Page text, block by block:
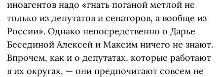
иноагентов надо «гнать поганой метлой не
только из депутатов и сенаторов, а вообще из
России». Однако непосредственно о Дарье
Бесединой Алексей и Максим ничего не знают.
Впрочем, как и о депутатах, которые работают
в их округах, — они предпочитают совсем не